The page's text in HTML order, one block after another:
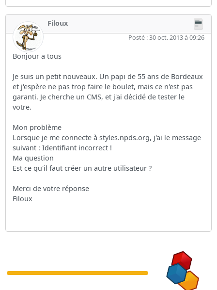
Filoux
Posté : 30 oct. 2013 à 09:26
Bonjour a tous
Je suis un petit nouveaux. Un papi de 55 ans de Bordeaux
et j'espère ne pas trop faire le boulet, mais ce n'est pas
garanti. Je cherche un CMS, et j'ai décidé de tester le
votre.
Mon problème
Lorsque je me connecte à styles.npds.org, j'ai le message
suivant : Identifiant incorrect !
Ma question
Est ce qu'il faut créer un autre utilisateur ?
Merci de votre réponse
Filoux